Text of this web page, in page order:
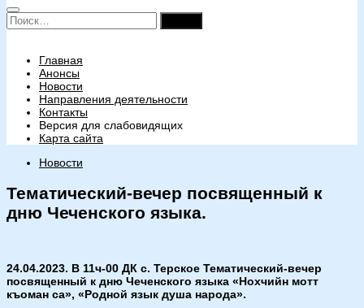
Найти:
Главная
Анонсы
Новости
Направления деятельности
Контакты
Версия для слабовидящих
Карта сайта
Новости
Тематический-вечер посвященный к
дню Чеченского языка.
24.04.2023. В 11ч-00 ДК с. Терское Тематический-вечер
посвященный к дню Чеченского языка «Нохчийн мотт
къоман са», «Родной язык душа народа».